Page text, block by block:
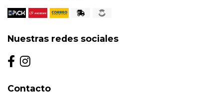
Nuestras redes sociales
Contacto